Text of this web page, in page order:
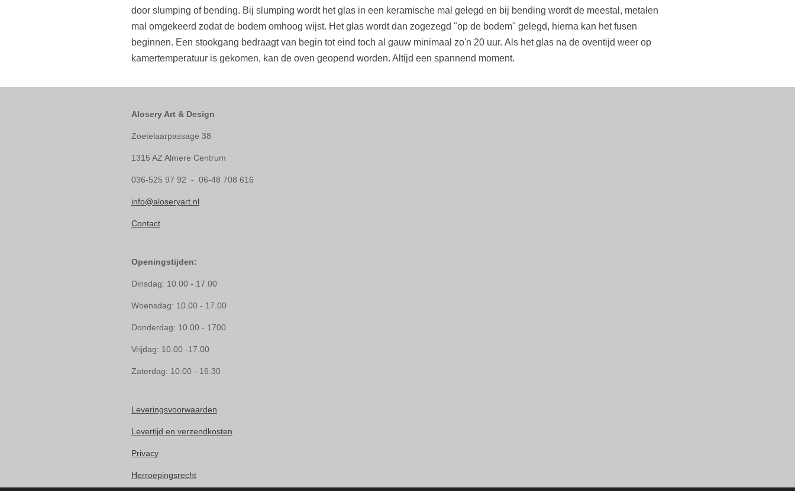
door slumping of bending. Bij slumping wordt het glas in een keramische mal gelegd en bij bending wordt de meestal, metalen
mal omgekeerd zodat de bodem omhoog wijst. Het glas wordt dan zogezegd "op de bodem" gelegd, hierna kan het fusen
beginnen. Een stookgang bedraagt van begin tot eind toch al gauw minimaal zo'n 20 uur. Als het glas na de oventijd weer op
kamertemperatuur is gekomen, kan de oven geopend worden. Altijd een spannend moment.
Alosery Art & Design
Zoetelaarpassage 38
1315 AZ Almere Centrum
036-525 97 92 - 06-48 708 616
info@aloseryart.nl
Contact
Openingstijden:
Dinsdag: 10.00 - 17.00
Woensdag: 10.00 - 17.00
Donderdag: 10.00 - 1700
Vrijdag: 10.00 -17.00
Zaterdag: 10:00 - 16.30
Leveringsvoorwaarden
Levertijd en verzendkosten
Privacy
Herroepingsrecht